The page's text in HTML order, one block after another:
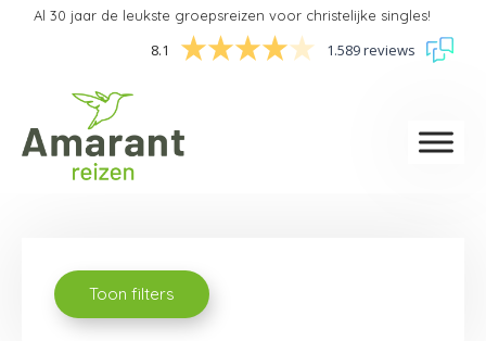
Al 30 jaar de leukste groepsreizen voor christelijke singles!
8.1 1.589 reviews
Toon filters